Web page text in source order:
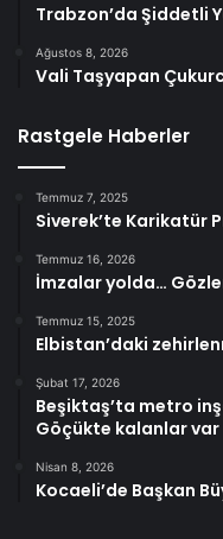
Trabzon’da Şiddetli
Ağustos 8, 2026
Vali Taşyapan
Rastgele Haberler
Temmuz 7, 2025
Siverek’te Karikatür
Temmuz 16, 2026
İmzalar yolda…
Temmuz 15, 2025
Elbistan’daki
Şubat 17, 2026
Beşiktaş’ta metro
Göçükte kalanlar var
Nisan 8, 2026
Kocaeli’de Başkan